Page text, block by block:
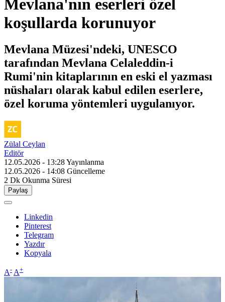
Mevlana'nın eserleri özel
koşullarda korunuyor
Mevlana Müzesi'ndeki, UNESCO
tarafından Mevlana Celaleddin-i
Rumi'nin kitaplarının en eski el yazması
nüshaları olarak kabul edilen eserlere,
özel koruma yöntemleri uygulanıyor.
Zülal Ceylan
Editör
12.05.2026 - 13:28Yayınlanma
12.05.2026 - 14:08 Güncelleme
2 Dk Okunma Süresi
Paylaş
Linkedin
Pinterest
Telegram
Yazdır
Kopyala
A- A+